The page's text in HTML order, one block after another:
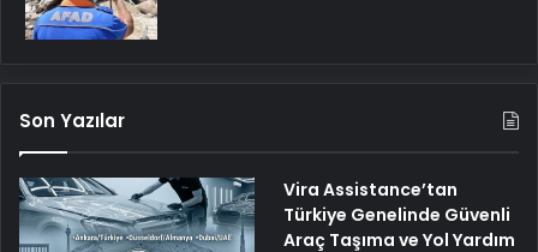
Son Yazılar
Vira Assistance’tan
Türkiye Genelinde Güvenli
Araç Taşıma ve Yol Yardım